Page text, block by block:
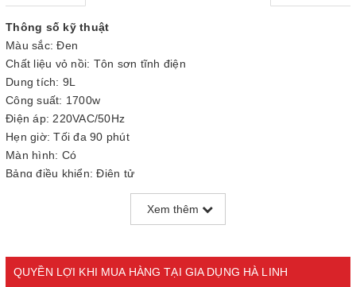
Thông số kỹ thuật
Màu sắc: Đen
Chất liệu vỏ nồi: Tôn sơn tĩnh điện
Dung tích: 9L
Công suất: 1700w
Điện áp: 220VAC/50Hz
Hẹn giờ: Tối đa 90 phút
Màn hình: Có
Bảng điều khiển: Điện tử
Thương hiệu: SUNHOUSE
Trong mỗi căn bếp hiện đại ngày nay không thể thiếu sản phẩm
nồi chiên không dầu. Nồi chiên không dầu là một thiết bị nhà bếp
Xem thêm
QUYỀN LỢI KHI MUA HÀNG TẠI GIA DỤNG HÀ LINH